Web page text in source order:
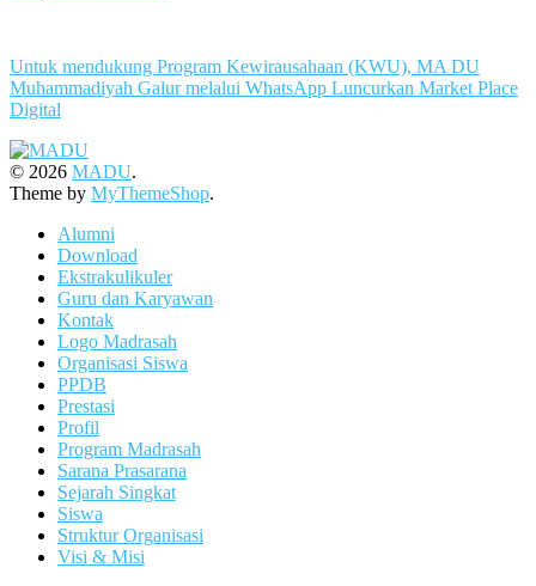
Untuk mendukung Program Kewirausahaan (KWU), MA DU
Muhammadiyah Galur melalui WhatsApp Luncurkan Market Place
Digital
© 2026 MADU.
Theme by MyThemeShop.
Alumni
Download
Ekstrakulikuler
Guru dan Karyawan
Kontak
Logo Madrasah
Organisasi Siswa
PPDB
Prestasi
Profil
Program Madrasah
Sarana Prasarana
Sejarah Singkat
Siswa
Struktur Organisasi
Visi & Misi